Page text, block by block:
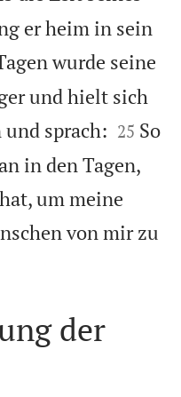
er heim in sein
wurde seine
und hielt sich
sprach: 

25 So
in den Tagen,
um meine
von mir zu
der